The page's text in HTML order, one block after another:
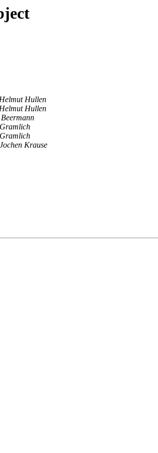
Hullen
Hullen
Jochen Krause